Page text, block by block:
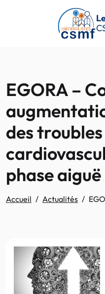
Passer au contenu principal
EGORA –
des
phase aiguë
Accueil Actualités